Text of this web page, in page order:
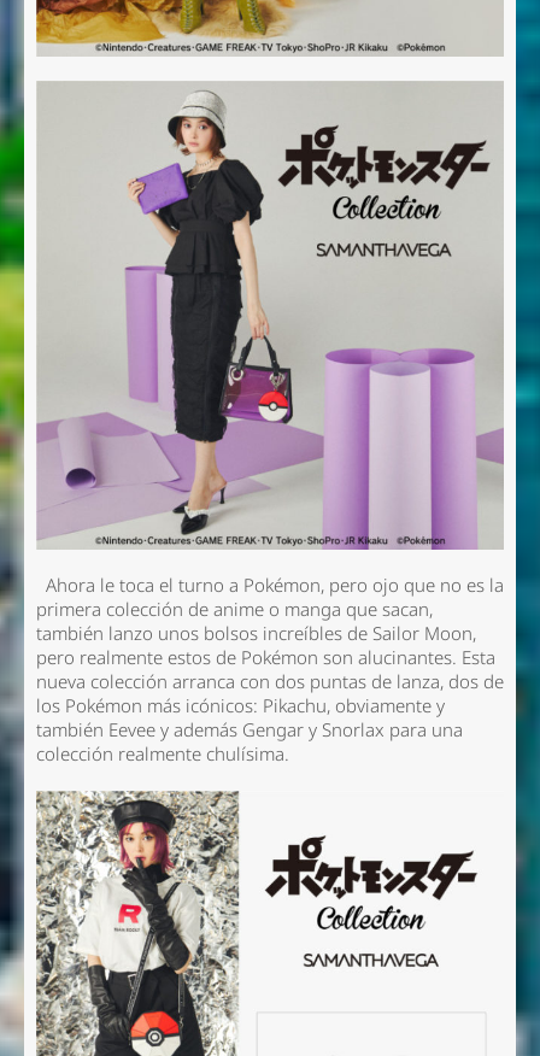
Ahora le toca el turno a Pokémon, pero ojo que no es la
primera colección de anime o manga que sacan,
también lanzo unos bolsos increíbles de Sailor Moon,
pero realmente estos de Pokémon son alucinantes. Esta
nueva colección arranca con dos puntas de lanza, dos de
los Pokémon más icónicos: Pikachu, obviamente y
también Eevee y además Gengar y Snorlax para una
colección realmente chulísima.